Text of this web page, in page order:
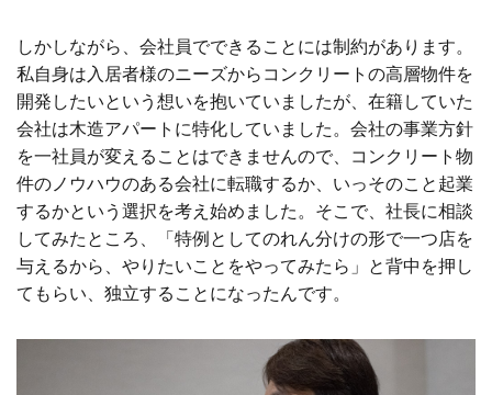
しかしながら、会社員でできることには制約があります。
私自身は入居者様のニーズからコンクリートの高層物件を
開発したいという想いを抱いていましたが、在籍していた
会社は木造アパートに特化していました。会社の事業方針
を一社員が変えることはできませんので、コンクリート物
件のノウハウのある会社に転職するか、いっそのこと起業
するかという選択を考え始めました。そこで、社長に相談
してみたところ、「特例としてのれん分けの形で一つ店を
与えるから、やりたいことをやってみたら」と背中を押し
てもらい、独立することになったんです。